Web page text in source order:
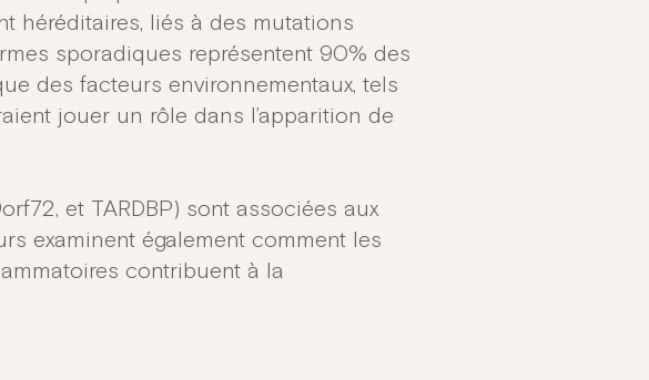
héréditaires, liés à des mutations
sporadiques représentent 90% des
des facteurs environnementaux, tels
jouer un rôle dans l’apparition de
et TARDBP) sont associées aux
examinent également comment les
contribuent à la